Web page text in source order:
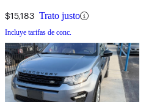
$15,183 Trato justo
Incluye tarifas de conc.